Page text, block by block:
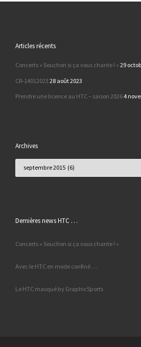
Articles récents
Concerts « Souchon si ça vous chante ! » 29
CR-14012023 28 août 2023
Prendre une licence au HTC – saison 20264
Archives
Dernières news HTC …
Concerts « Souchon si ça vous chante ! »
Avec le HTC en mode confiné …
Le HTC masqué by GraphicSports